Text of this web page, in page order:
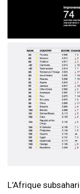
L’Afrique